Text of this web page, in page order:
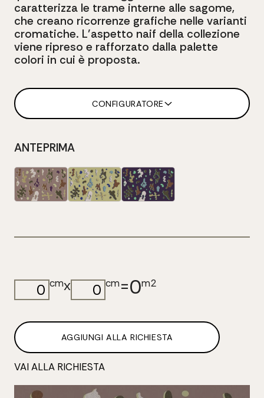
caratterizza le trame interne alle sagome,
che creano ricorrenze grafiche nelle varianti
cromatiche. L’aspetto naif della collezione
viene ripreso e rafforzato dalla palette
colori in cui è proposta.
CONFIGURATORE
ANTEPRIMA
cmx cm=0m2
AGGIUNGI ALLA RICHIESTA
VAI ALLA RICHIESTA